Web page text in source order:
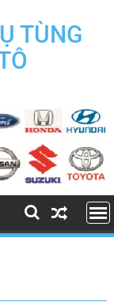
TÙNG